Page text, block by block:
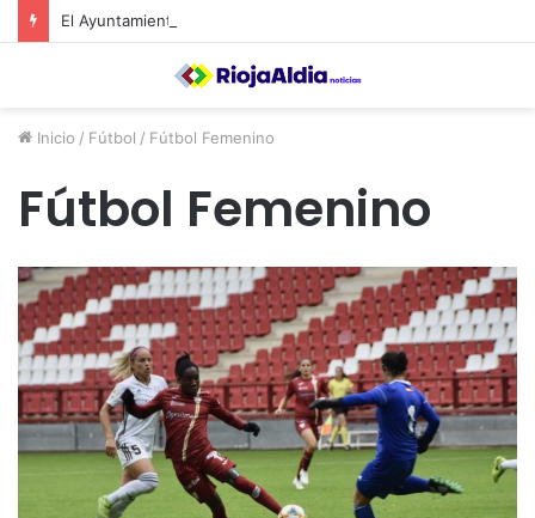
Inicio / Fútbol / Fútbol Femenino
Fútbol Femenino